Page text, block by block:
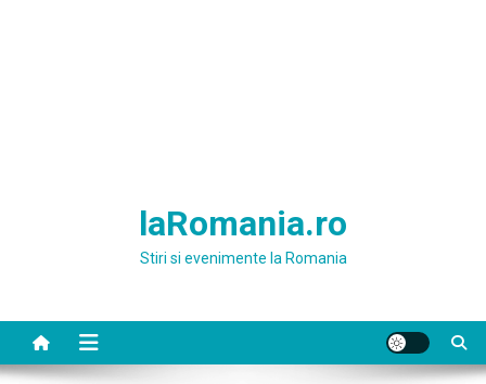
laRomania.ro
Stiri si evenimente la Romania